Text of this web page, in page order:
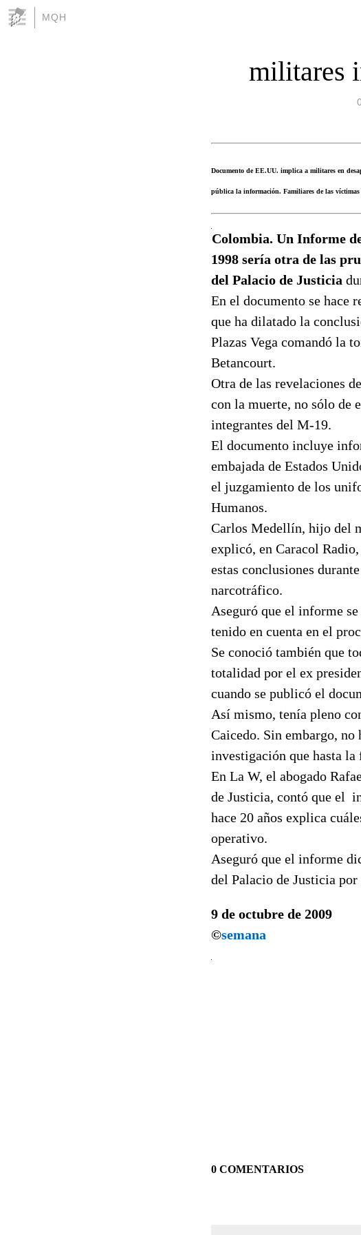
MQH
militares
Documento de EE.UU. implica a militares en
pública la información. Familiares de las víctimas
Colombia. Un Informe
1998 sería otra de las
del Palacio de Justicia
En el documento se hace
que ha dilatado la
Plazas Vega comandó la
Betancourt.
Otra de las revelaciones
con la muerte, no sólo de
integrantes del M-19.
El documento incluye
embajada de Estados
el juzgamiento de los
Humanos.
Carlos Medellín, hijo del
explicó, en Caracol
estas conclusiones
narcotráfico.
Aseguró que el informe
tenido en cuenta en el
Se conoció también que
totalidad por el ex
cuando se publicó el
Así mismo, tenía pleno
Caicedo. Sin embargo,
investigación que hasta la
En La W, el abogado
de Justicia, contó que el
hace 20 años explica
operativo.
Aseguró que el informe
del Palacio de Justicia
9 de octubre de 2009
©semana
0 COMENTARIOS